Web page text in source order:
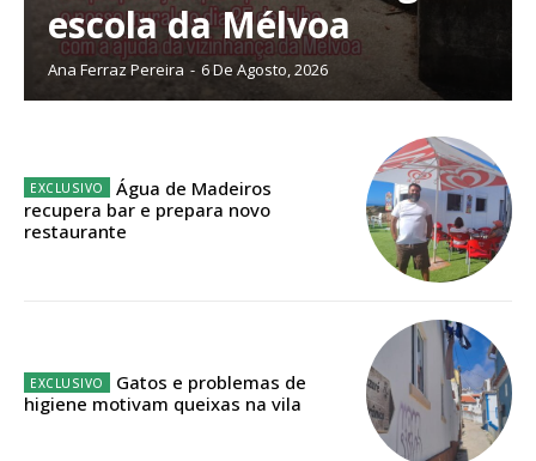
Planos de Assinatura
Faça-se assinante do Região de Cister e ajude-nos a manter este serviço
Sendo assinante terá acesso a todos os conteúdos exclusivos e versões
Escolha o plano de assinatura desejado:
IMPRESSA
32€
escola da Mélvoa
Ana Ferraz Pereira - 6 De Agosto, 2026
Água de Madeiros
recupera bar e prepara novo
restaurante
Gatos e problemas de
higiene motivam queixas na vila